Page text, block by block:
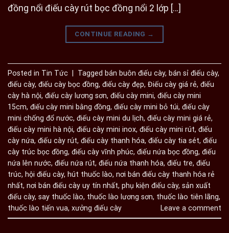
đồng nổi điếu cày rút bọc đồng nổi 2 lớp […]
CONTINUE READING →
Posted in Tin Tức Tagged bán buôn điếu cày, bán sỉ điếu cày,
điếu cày, điếu cày bọc đồng, điếu cày đẹp, Điếu cày giá rẻ, điếu
cày hà nội, điếu cày lương sơn, điếu cày mini, điếu cày mini
15cm, điếu cày mini bằng đồng, điếu cày mini bỏ túi, điếu cày
mini chống đổ nước, điếu cày mini du lịch, điếu cày mini giá rẻ,
điếu cày mini hà nội, điếu cày mini inox, điếu cày mini rút, điếu
cày nứa, điếu cày rút, điếu cày thanh hóa, điếu cày tia sét, điếu
cày trúc bọc đồng, điếu cày vĩnh phúc, điếu nứa bọc đồng, điếu
nứa lên nước, điếu nứa rút, điếu nứa thanh hóa, điếu tre, điếu
trúc, hội điếu cày, hút thuốc lào, nơi bán điếu cày thanh hóa rẻ
nhất, nơi bán điếu cày uy tín nhất, phụ kiện điếu cày, sản xuất
điếu cày, say thuốc lào, thuốc lào lương sơn, thuốc lào tiên lãng,
thuốc lào tiến vua, xưởng điếu cày Leave a comment